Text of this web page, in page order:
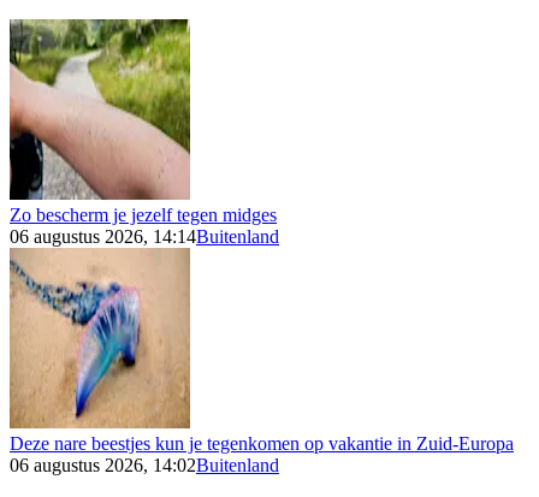
Zo bescherm je jezelf tegen midges
06 augustus 2026, 14:14Buitenland
Deze nare beestjes kun je tegenkomen op vakantie in Zuid-Europa
06 augustus 2026, 14:02Buitenland